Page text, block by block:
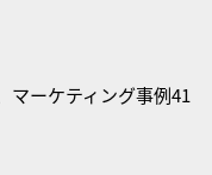
マーケティング事例41